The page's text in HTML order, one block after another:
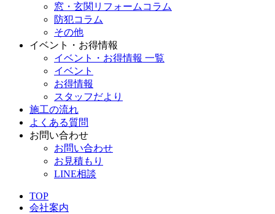
窓・玄関リフォームコラム
防犯コラム
その他
イベント・お得情報
イベント・お得情報 一覧
イベント
お得情報
スタッフだより
施工の流れ
よくある質問
お問い合わせ
お問い合わせ
お見積もり
LINE相談
TOP
会社案内